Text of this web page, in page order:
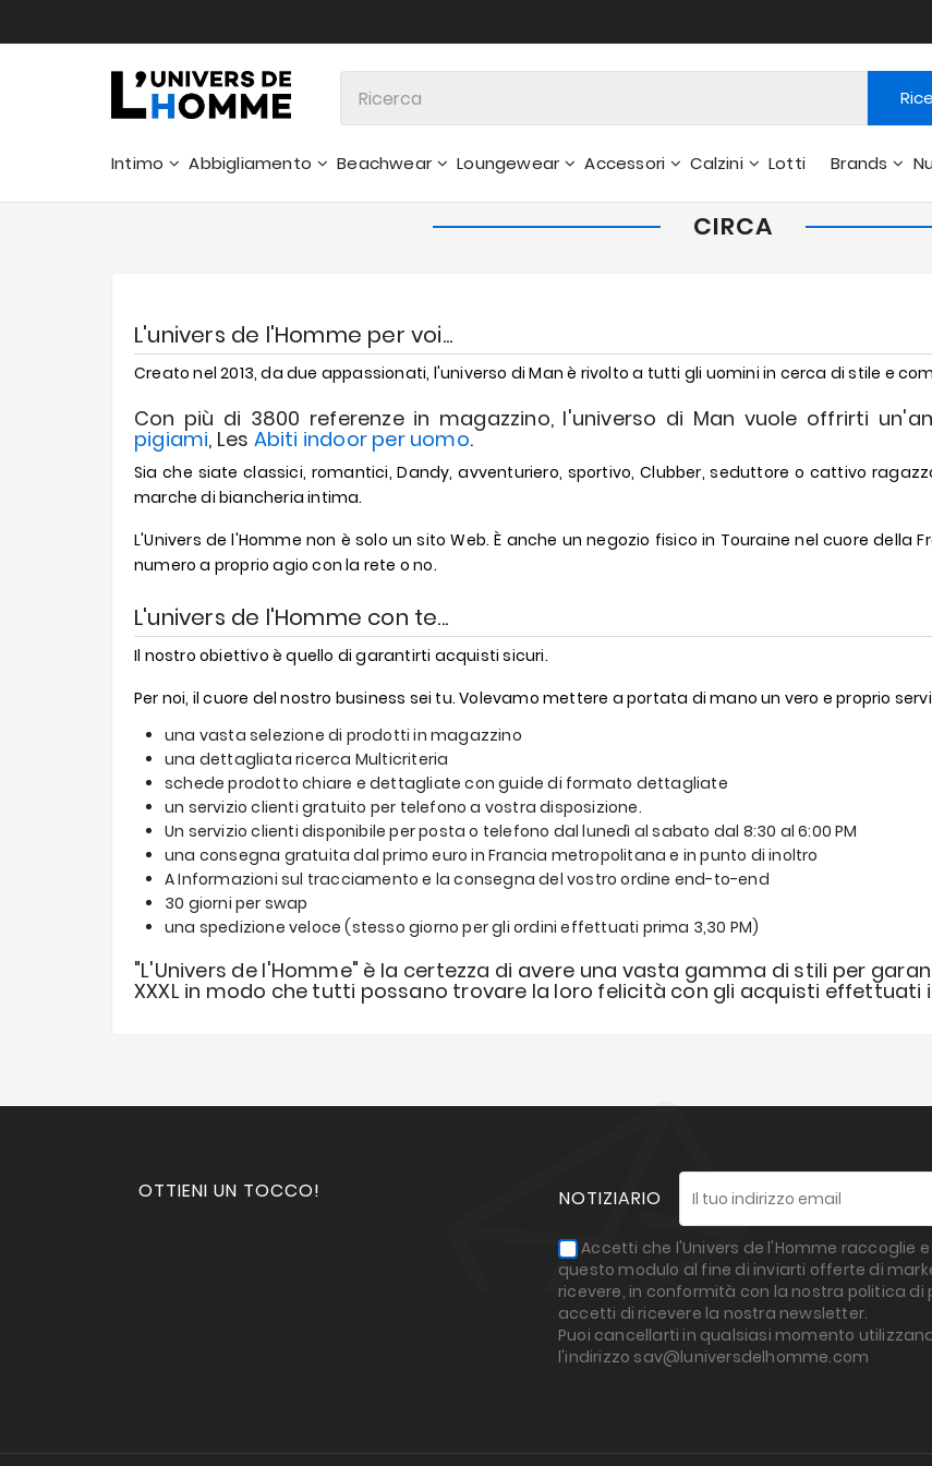
Intimo Abbigliamento Beachwear Loungewear Accessori Calzini Lotti Brands
CIRCA
L'univers de l'Homme per voi...
Creato nel 2013, da due appassionati, l'universo di Man è rivolto a tutti gli uomini in cerca di stile e
Con più di 3800 referenze in magazzino, l'universo di Man vuole offrirti
pigiami, Les Abiti indoor per uomo.
Sia che siate classici, romantici, Dandy, avventuriero, sportivo, Clubber, seduttore o cattivo
marche di biancheria intima.
L'Univers de l'Homme non è solo un sito Web. È anche un negozio fisico in Touraine nel cuore della
numero a proprio agio con la rete o no.
L'univers de l'Homme con te...
Il nostro obiettivo è quello di garantirti acquisti sicuri.
Per noi, il cuore del nostro business sei tu. Volevamo mettere a portata di mano un vero e proprio
una vasta selezione di prodotti in magazzino
una dettagliata ricerca Multicriteria
schede prodotto chiare e dettagliate con guide di formato dettagliate
un servizio clienti gratuito per telefono a vostra disposizione.
Un servizio clienti disponibile per posta o telefono dal lunedì al sabato dal 8:30 al 6:00 PM
una consegna gratuita dal primo euro in Francia metropolitana e in punto di inoltro
A Informazioni sul tracciamento e la consegna del vostro ordine end-to-end
30 giorni per swap
una spedizione veloce (stesso giorno per gli ordini effettuati prima 3,30 PM)
"L'Univers de l'Homme" è la certezza di avere una vasta gamma di stili per
XXXL in modo che tutti possano trovare la loro felicità con gli acquisti effettuati
OTTIENI UN TOCCO! NOTIZIARIO
Accetti che l'Univers de l'Homme raccoglie
questo modulo al fine di inviarti offerte di
ricevere, in conformità con la nostra politica di
accetti di ricevere la nostra newsletter.
Puoi cancellarti in qualsiasi momento
l'indirizzo sav@luniversdelhomme.com